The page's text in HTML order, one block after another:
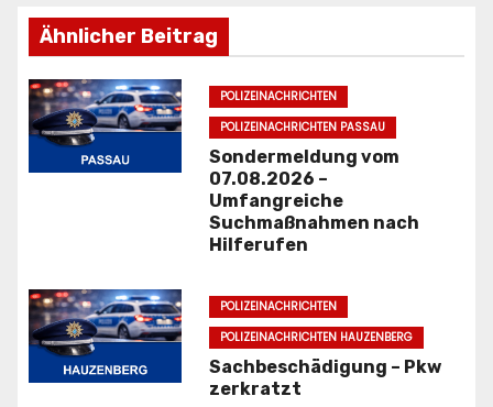
t
r
a
g
a
v
i
Ähnlicher Beitrag
POLIZEINACHRICHTEN
POLIZEINACHRICHTEN PASSAU
Sondermeldung vom
07.08.2026 –
Umfangreiche
Suchmaßnahmen nach
Hilferufen
POLIZEINACHRICHTEN
POLIZEINACHRICHTEN HAUZENBERG
Sachbeschädigung – Pkw
zerkratzt